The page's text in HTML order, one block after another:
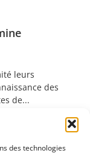
des technologies
leurs
des
de...